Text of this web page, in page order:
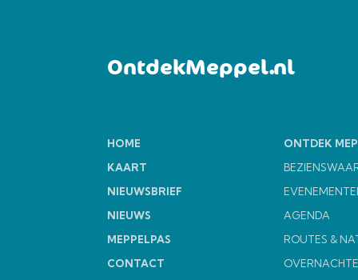
OntdekMeppel.nl
HOME
KAART
NIEUWSBRIEF
NIEUWS
MEPPELPAS
CONTACT
ONTDEK
AGENDA
ROUTES &